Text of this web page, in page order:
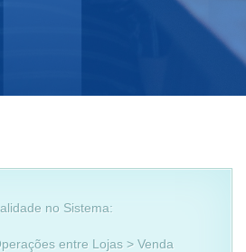
no Sistema:
entre Lojas > Venda